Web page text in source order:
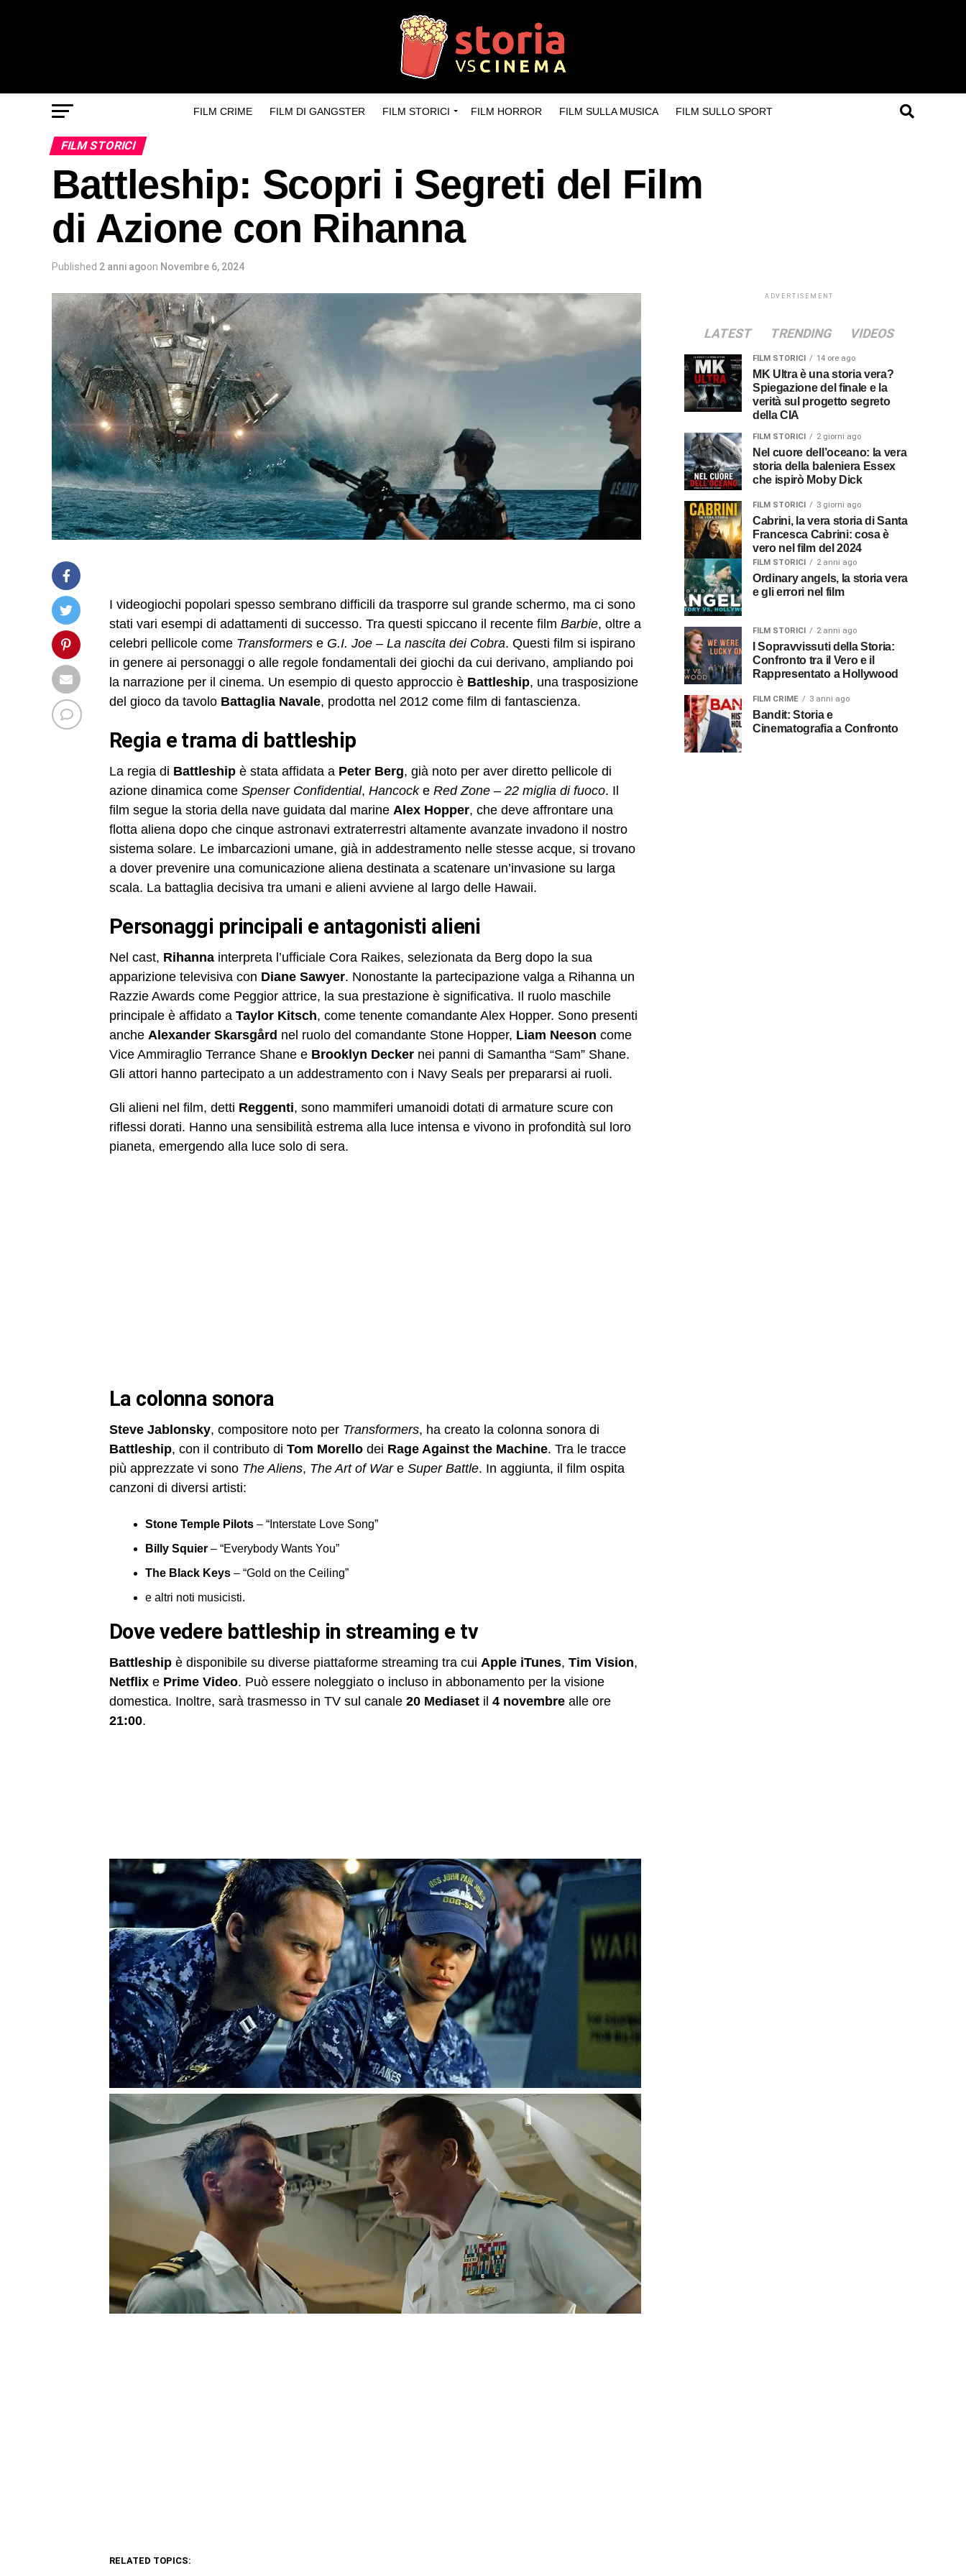
FILM CRIME FILM DI GANGSTER FILM STORICI FILM HORROR FILM SULLA MUSICA FILM SULLO SPORT
FILM STORICI
Battleship: Scopri i Segreti del Film
di Azione con Rihanna
Published 2 anni agoon Novembre 6, 2024
I videogiochi popolari spesso sembrano difficili da trasporre sul grande schermo, ma ci sono
stati vari esempi di adattamenti di successo. Tra questi spiccano il recente film Barbie, oltre a
celebri pellicole come Transformers e G.I. Joe – La nascita dei Cobra. Questi film si ispirano
in genere ai personaggi o alle regole fondamentali dei giochi da cui derivano, ampliando poi
la narrazione per il cinema. Un esempio di questo approccio è Battleship, una trasposizione
del gioco da tavolo Battaglia Navale, prodotta nel 2012 come film di fantascienza.
regia e trama di battleship
La regia di Battleship è stata affidata a Peter Berg, già noto per aver diretto pellicole di
azione dinamica come Spenser Confidential, Hancocke Red Zone – 22 miglia di fuoco. Il
film segue la storia della nave guidata dal marine Alex Hopper, che deve affrontare una
flotta aliena dopo che cinque astronavi extraterrestri altamente avanzate invadono il nostro
sistema solare. Le imbarcazioni umane, già in addestramento nelle stesse acque, si trovano
a dover prevenire una comunicazione aliena destinata a scatenare un’invasione su larga
scala. La battaglia decisiva tra umani e alieni avviene al largo delle Hawaii.
personaggi principali e antagonisti alieni
Nel cast, Rihanna interpreta l’ufficiale Cora Raikes, selezionata da Berg dopo la sua
apparizione televisiva con Diane Sawyer. Nonostante la partecipazione valga a Rihanna un
Razzie Awards come Peggior attrice, la sua prestazione è significativa. Il ruolo maschile
principale è affidato a Taylor Kitsch, come tenente comandante Alex Hopper. Sono presenti
anche Alexander Skarsgård nel ruolo del comandante Stone Hopper, Liam Neeson come
Vice Ammiraglio Terrance Shane e Brooklyn Decker nei panni di Samantha “Sam” Shane.
Gli attori hanno partecipato a un addestramento con i Navy Seals per prepararsi ai ruoli.
Gli alieni nel film, detti Reggenti, sono mammiferi umanoidi dotati di armature scure con
riflessi dorati. Hanno una sensibilità estrema alla luce intensa e vivono in profondità sul loro
pianeta, emergendo alla luce solo di sera.
la colonna sonora
Steve Jablonsky, compositore noto per Transformers, ha creato la colonna sonora di
Battleship, con il contributo di Tom Morello dei Rage Against the Machine. Tra le tracce
più apprezzate vi sono The Aliens, The Art of Ware Super Battle. In aggiunta, il film ospita
canzoni di diversi artisti:
Stone Temple Pilots – “Interstate Love Song”
Billy Squier – “Everybody Wants You”
The Black Keys – “Gold on the Ceiling”
e altri noti musicisti.
dove vedere battleship in streaming e tv
Battleship è disponibile su diverse piattaforme streaming tra cui Apple iTunes, Tim Vision,
Netflix e Prime Video. Può essere noleggiato o incluso in abbonamento per la visione
domestica. Inoltre, sarà trasmesso in TV sul canale 20 Mediaset il 4 novembre alle ore
21:00.
RELATED TOPICS:
ADVERTISEMENT
LATEST TRENDING VIDEOS
FILM STORICI 14 ore ago
MK Ultra è una storia vera?
Spiegazione del finale e la
verità sul progetto segreto
della CIA
FILM STORICI 2 giorni ago
Nel cuore dell’oceano: la vera
storia della baleniera Essex
che ispirò Moby Dick
FILM STORICI 3 giorni ago
Cabrini, la vera storia di Santa
Francesca Cabrini: cosa è
vero nel film del 2024
FILM STORICI 2 anni ago
Ordinary angels, la storia vera
e gli errori nel film
FILM STORICI 2 anni ago
Confronto tra il Vero e il
Rappresentato a Hollywood
FILM CRIME 3 anni ago
Bandit: Storia e
Cinematografia a Confronto